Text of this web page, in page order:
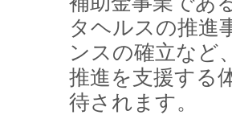
タヘルスの推進
ンスの確立など
推進を支援する
待されます。